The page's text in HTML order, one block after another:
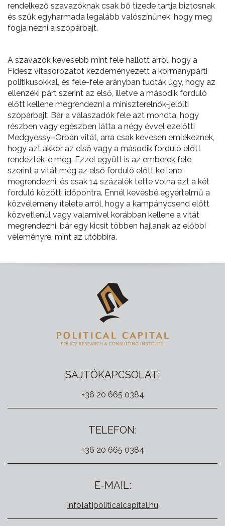
rendelkező szavazóknak csak bő tizede tartja biztosnak
és szűk egyharmada legalább valószínűnek, hogy meg
fogja nézni a szópárbajt.
A szavazók kevesebb mint fele hallott arról, hogy a
Fidesz vitasorozatot kezdeményezett a kormánypárti
politikusokkal, és fele-fele arányban tudták úgy, hogy az
ellenzéki párt szerint az első, illetve a második forduló
előtt kellene megrendezni a miniszterelnök-jelölti
szópárbajt. Bár a válaszadók fele azt mondta, hogy
részben vagy egészben látta a négy évvel ezelőtti
Medgyessy–Orbán vitát, arra csak kevesen emlékeznek,
hogy azt akkor az első vagy a második forduló előtt
rendezték-e meg. Ezzel együtt is az emberek fele
szerint a vitát még az első forduló előtt kellene
megrendezni, és csak 14 százalék tette volna azt a két
forduló közötti időpontra. Ennél kevésbé egyértelmű a
közvélemény ítélete arról, hogy a kampánycsend előtt
közvetlenül vagy valamivel korábban kellene a vitát
megrendezni, bár egy kicsit többen hajlanak az előbbi
véleményre, mint az utóbbira.
SAJTÓKAPCSOLAT:
+36 20 665 0384
TELEFON:
+36 20 665 0384
E-MAIL:
info[at]politicalcapital.hu